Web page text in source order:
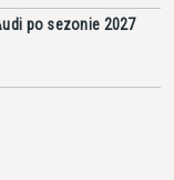
po sezonie 2027